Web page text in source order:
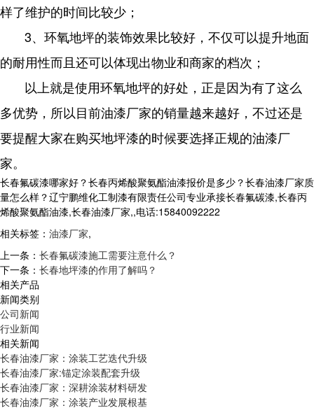
样了维护的时间比较少；
3、环氧地坪的装饰效果比较好，不仅可以提升地面
的耐用性而且还可以体现出物业和商家的档次；
以上就是使用环氧地坪的好处，正是因为有了这么
多优势，所以目前油漆厂家的销量越来越好，不过还是
要提醒大家在购买地坪漆的时候要选择正规的油漆厂
家。
长春氟碳漆哪家好？长春丙烯酸聚氨酯油漆报价是多少？长春油漆厂家质
量怎么样？辽宁鹏维化工制漆有限责任公司专业承接长春氟碳漆,长春丙
烯酸聚氨酯油漆,长春油漆厂家,,电话:15840092222
相关标签： 油漆厂家,
上一条： 长春氟碳漆施工需要注意什么？
下一条： 长春地坪漆的作用了解吗？
相关产品
新闻类别
公司新闻
行业新闻
相关新闻
长春油漆厂家：涂装工艺迭代升级
长春油漆厂家:锚定涂装配套升级
长春油漆厂家：深耕涂装材料研发
长春油漆厂家：涂装产业发展根基